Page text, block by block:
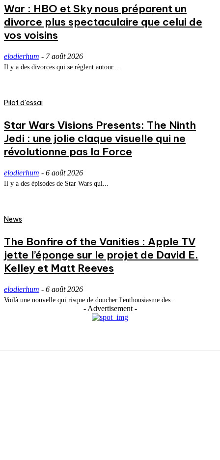
War : HBO et Sky nous préparent un
divorce plus spectaculaire que celui de
vos voisins
elodierhum - 7 août 2026
Il y a des divorces qui se règlent autour...
Pilot d'essai
Star Wars Visions Presents: The Ninth
Jedi : une jolie claque visuelle qui ne
révolutionne pas la Force
elodierhum - 6 août 2026
Il y a des épisodes de Star Wars qui...
News
The Bonfire of the Vanities : Apple TV
jette l’éponge sur le projet de David E.
Kelley et Matt Reeves
elodierhum - 6 août 2026
Voilà une nouvelle qui risque de doucher l'enthousiasme des...
- Advertisement -